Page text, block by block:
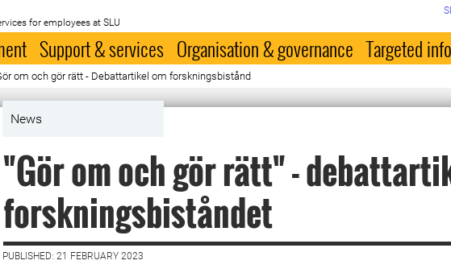
for employees at SLU
Support & services Organisation & governance Targeted
om och gör rätt - Debattartikel om forskningsbistånd
News
"Gör om och gör rätt" -
forskningsbiståndet
PUBLISHED: 21 FEBRUARY 2023